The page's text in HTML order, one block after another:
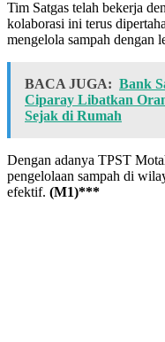
Tim Satgas telah bekerja
kolaborasi ini terus
mengelola sampah dengan
BACA JUGA: Bank
Ciparay Libatkan
Sejak di Rumah
Dengan adanya TPST
pengelolaan sampah di
efektif. (M1)***